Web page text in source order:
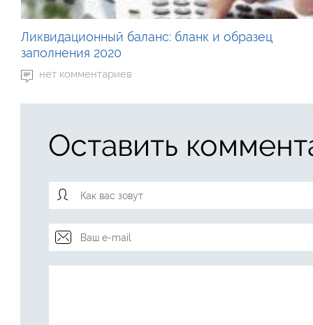
Ликвидационный баланс: бланк и образец
заполнения 2020
нет комментариев
Оставить